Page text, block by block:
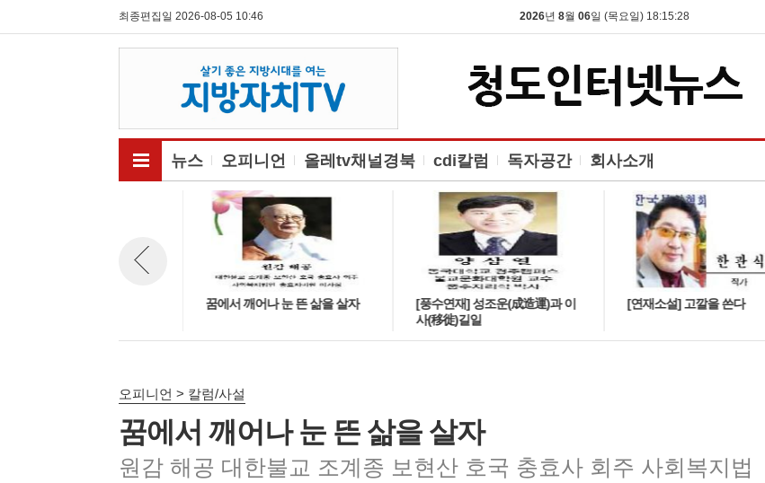
최종편집일 2026-08-05 10:46 2026년 8월 06일 (목요일) 18:15:29
뉴스 오피니언 올레tv채널경북 cdi칼럼 독자공간 회사소개
전체메뉴보기
꿈에서 깨어나 눈 뜬 삶을 살자
[풍수연재] 성조운(成造運)과 이
사(移徙)길일
[연재소설] 고깔을 쓴다
오피니언 > 칼럼/사설
꿈에서 깨어나 눈 뜬 삶을 살자
원감 해공 대한불교 조계종 보현산 호국 충효사 회주 사회복지법